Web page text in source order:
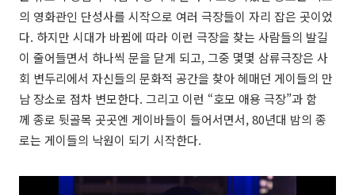
의 영화관인 단성사를 시작으로 여러 극장들이 자리 잡은 곳이었
다. 하지만 시대가 바뀜에 따라 이런 극장을 찾는 사람들의 발길
이 줄어들면서 하나씩 문을 닫게 되고, 그중 몇몇 삼류극장은 사
회 변두리에서 자신들의 문화적 공간을 찾아 헤매던 게이들의 만
남 장소로 점차 변모한다. 그리고 이런 “호모 애용 극장”과 함
께 종로 뒷골목 곳곳엔 게이바들이 들어서면서, 80년대 밤의 종
로는 게이들의 낙원이 되기 시작한다.